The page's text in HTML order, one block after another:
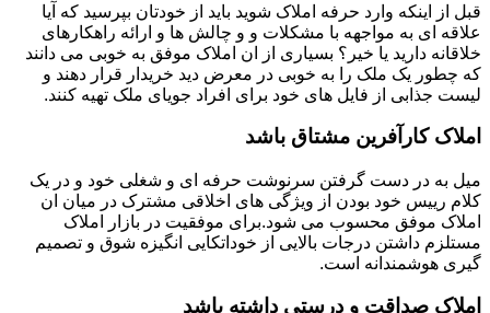
قبل از اینکه وارد حرفه املاک شوید باید از خودتان بپرسید که آیا
علاقه ای به مواجهه با مشکلات و و چالش ها و ارائه راهکارهای
خلاقانه دارید یا خیر؟ بسیاری از ان املاک موفق به خوبی می دانند
که چطور یک ملک را به خوبی در معرض دید خریدار قرار دهند و
لیست جذابی از فایل های خود برای افراد جویای ملک تهیه کنند.
املاک کارآفرین مشتاق باشد
میل به در دست گرفتن سرنوشت حرفه ای و شغلی خود و در یک
کلام رییس خود بودن از ویژگی های اخلاقی مشترک در میان ان
املاک موفق محسوب می شود.برای موفقیت در بازار املاک
مستلزم داشتن درجات بالایی از خوداتکایی انگیزه شوق و تصمیم
گیری هوشمندانه است.
املاک صداقت و درستی داشته باشد